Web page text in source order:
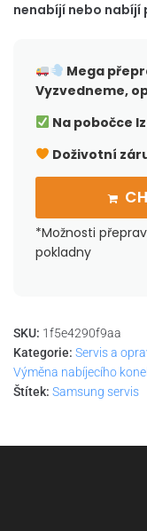
nenabíjí nebo nabíjí
Mega
Vyzvedneme,
Na pobočce
Doživotní
*Možnosti
pokladny
SKU: 1f5e4290f9aa
Kategorie: Servis a
Výměna nabíjecího
Štítek: Samsung servis